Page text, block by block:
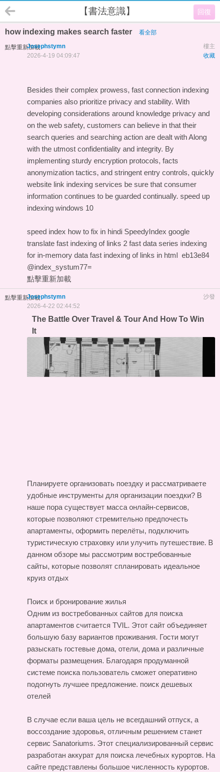
回復
【書法意識】
how indexing makes search faster 看全部
點擊重新加載 樓主
Josephstymn
收藏
2026-4-19 04:09:47
Besides their complex prowess, fast connection indexing
companies also prioritize privacy and stability. With
developing considerations around knowledge privacy and
on the web safety, customers can believe in that their
search queries and searching action are dealt with Along
with the utmost confidentiality and integrity. By
implementing sturdy encryption protocols, facts
anonymization tactics, and stringent entry controls, quickly
website link indexing services be sure that consumer
information continues to be guarded continually. speed up
indexing windows 10
speed index how to fix in hindi SpeedyIndex google
translate fast indexing of links 2 fast data series indexing
for in-memory data fast indexing of links in html eb13e84
@index_systum77=
點擊重新加載
點擊重新加載 沙發
Josephstymn
2026-4-22 02:44:52
The Battle Over Travel & Tour And How To Win
It
Планируете организовать поездку и рассматриваете
удобные инструменты для организации поездки? В
наше пора существует масса онлайн-сервисов,
которые позволяют стремительно предпочесть
апартаменты, оформить перелёты, подключить
туристическую страховку или улучить путешествие. В
данном обзоре мы рассмотрим востребованные
сайты, которые позволят спланировать идеальное
круиз отдых
Поиск и бронирование жилья
Одним из востребованных сайтов для поиска
апартаментов считается TVIL. Этот сайт объединяет
большую базу вариантов проживания. Гости могут
разыскать гостевые дома, отели, дома и различные
форматы размещения. Благодаря продуманной
системе поиска пользователь сможет оперативно
подогнуть лучшее предложение. поиск дешевых
отелей
В случае если ваша цель не всегдашний отпуск, а
воссоздание здоровья, отличным решением станет
сервис Sanatoriums. Этот специализированный сервис
разработан аккурат для поиска лечебных курортов. На
сайте представлены большое численность курортов.